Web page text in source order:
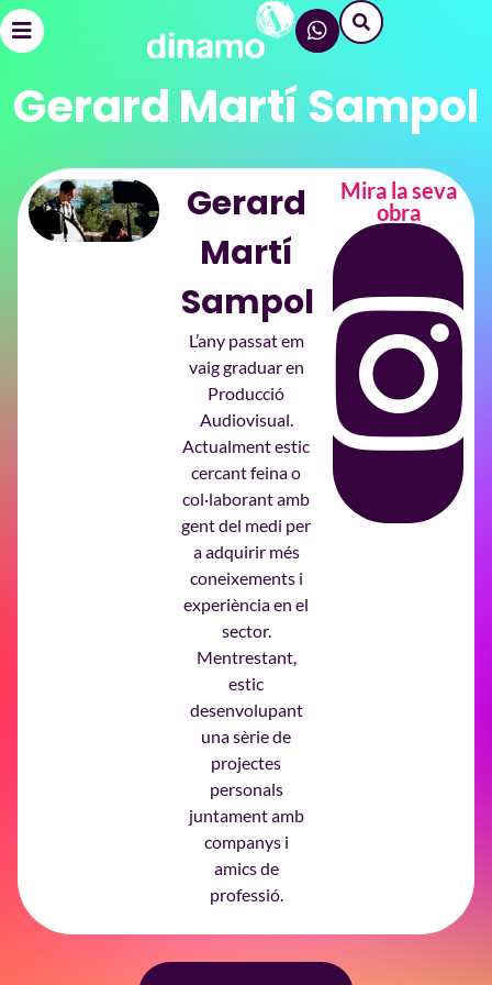
Gerard Martí Sampol
Gerard
Martí
Sampol
L’any passat em
vaig graduar en
Producció
Audiovisual.
Actualment estic
cercant feina o
col·laborant amb
gent del medi per
a adquirir més
coneixements i
experiència en el
sector.
Mentrestant,
estic
desenvolupant
una sèrie de
projectes
personals
juntament amb
companys i
amics de
professió.
Mira la seva
obra